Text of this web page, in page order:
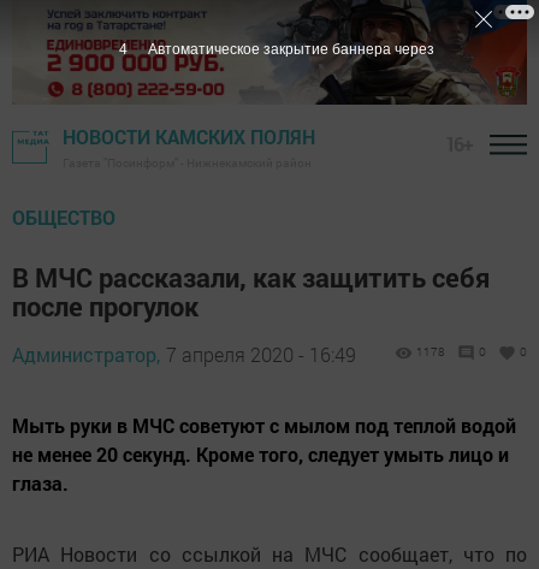
НОВОСТИ КАМСКИХ ПОЛЯН
ОБЩЕСТВО
В МЧС рассказали, как защитить себя
после прогулок
Администратор, 7 апреля 2020 - 16:49 1178 0 0
Мыть руки в МЧС советуют с мылом под теплой водой
не менее 20 секунд. Кроме того, следует умыть лицо и
глаза.
РИА Новости со ссылкой на МЧС сообщает, что по
4 Автоматическое закрытие баннера через